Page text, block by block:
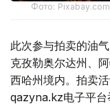
Фото: Pixabay.com
此次参与拍卖的油
克孜勒奥尔达州、
西哈州境内。拍卖
qazyna.kz电子平台